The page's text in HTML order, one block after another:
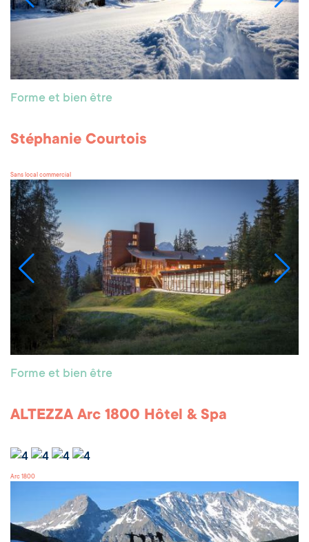
Forme et bien être
Stéphanie Courtois
Sans local commercial
Forme et bien être
ALTEZZA Arc 1800 Hôtel & Spa
Arc 1800